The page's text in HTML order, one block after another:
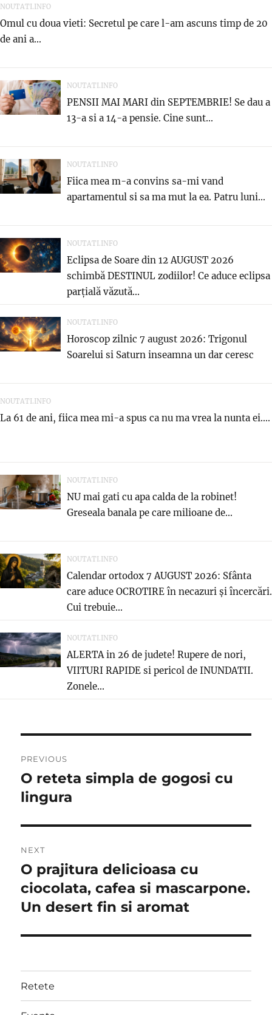
NOUTATI.INFO
Omul cu doua vieti: Secretul pe care l-am ascuns timp de 20
de ani a...
NOUTATI.INFO
PENSII MAI MARI din SEPTEMBRIE! Se dau a
13-a si a 14-a pensie. Cine sunt...
NOUTATI.INFO
Fiica mea m-a convins sa-mi vand
apartamentul si sa ma mut la ea. Patru luni...
NOUTATI.INFO
Eclipsa de Soare din 12 AUGUST 2026
schimbă DESTINUL zodiilor! Ce aduce eclipsa
parțială văzută...
NOUTATI.INFO
Horoscop zilnic 7 august 2026: Trigonul
Soarelui si Saturn inseamna un dar ceresc
NOUTATI.INFO
La 61 de ani, fiica mea mi-a spus ca nu ma vrea la nunta ei....
NOUTATI.INFO
NU mai gati cu apa calda de la robinet!
Greseala banala pe care milioane de...
NOUTATI.INFO
Calendar ortodox 7 AUGUST 2026: Sfânta
care aduce OCROTIRE în necazuri și încercări.
Cui trebuie...
NOUTATI.INFO
ALERTA in 26 de judete! Rupere de nori,
VIITURI RAPIDE si pericol de INUNDATII.
Zonele...
navigation
PREVIOUS
Previous
post:
O reteta simpla de gogosi cu
lingura
NEXT
Next
post:
O prajitura delicioasa cu
ciocolata, cafea si mascarpone.
Un desert fin si aromat
Retete